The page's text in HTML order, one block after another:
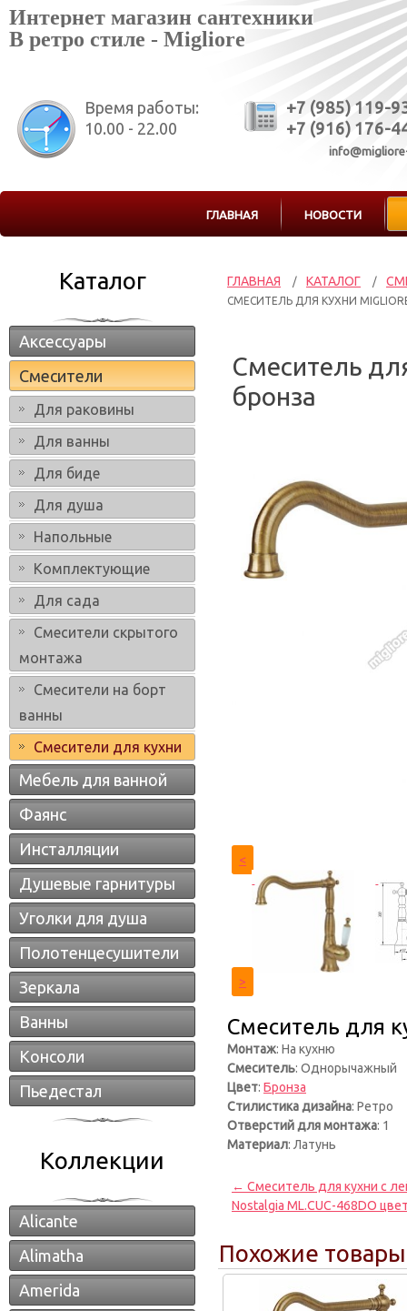
Интернет магазин сантехники
В ретро стиле - Migliore
Время работы:
10.00 - 22.00
+7 (985) 119-
+7 (916) 176-
ГЛАВНАЯ НОВОСТИ
Каталог
Аксессуары
Смесители
Для раковины
Для ванны
Для биде
Для душа
Напольные
Комплектующие
Для сада
Смесители скрытого
монтажа
Смесители на борт
ванны
Смесители для кухни
Мебель для ванной
Фаянс
Инсталляции
Душевые гарнитуры
Уголки для душа
Полотенцесушители
Зеркала
Ванны
Консоли
Пьедестал
Коллекции
Alicante
Alimatha
Amerida
ГЛАВНАЯ / КАТАЛОГ /
СМЕСИТЕЛЬ ДЛЯ КУХНИ
Смеситель
бронза
<
>
Смеситель для
Монтаж: На кухню
Смеситель: Однорычажный
Цвет: Бронза
Стилистика дизайна: Ретро
Отверстий для монтажа: 1
Материал: Латунь
← Смеситель для кухни с
Nostalgia ML.CUC-468DO
Похожие товары